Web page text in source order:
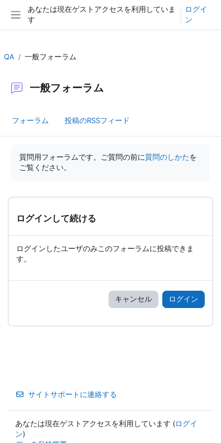
メインコンテンツへスキップする
サイドパネル
あなたは現在ゲストアクセスを利用していま
す
ログイ
ン
QA 一般フォーラム
一般フォーラム
フォーラム 投稿のRSSフィード
質問用フォーラムです。ご質問の前に質問のしかた を
ご覧ください。
ログインして続ける
ログインしたユーザのみこのフォーラムに投稿できま
す。
キャンセル ログイン
サイトサポートに連絡する
あなたは現在ゲストアクセスを利用しています (ログイ
ン)